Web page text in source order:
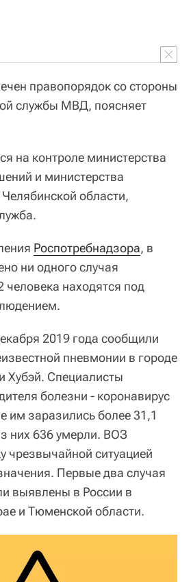
правопорядок со стороны
службы МВД, поясняет
на контроле министерства
и министерства
области,
Роспотребнадзора, в
ни одного случая
человека находятся под
2019 года сообщили
пневмонии в городе
Хубэй. Специалисты
болезни - коронавирус
им заразились более 31,1
них 636 умерли. ВОЗ
чрезвычайной ситуацией
Первые два случая
выявлены в России в
и Тюменской области.